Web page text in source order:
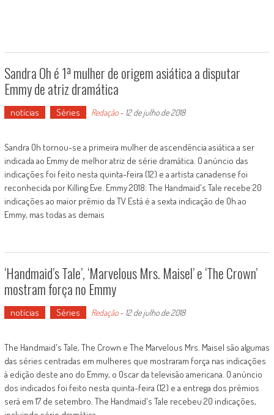
Sandra Oh é 1ª mulher de origem asiática a disputar
Emmy de atriz dramática
notícias Séries Redação- 12 de julho de 2018
Sandra Oh tornou-se a primeira mulher de ascendência asiática a ser
indicada ao Emmy de melhor atriz de série dramática. O anúncio das
indicações foi feito nesta quinta-feira (12) e a artista canadense foi
reconhecida por Killing Eve. Emmy 2018: The Handmaid's Tale recebe 20
indicações ao maior prêmio da TV Está é a sexta indicação de Oh ao
Emmy, mas todas as demais
‘Handmaid’s Tale’, ‘Marvelous Mrs. Maisel’ e ‘The Crown’
mostram força no Emmy
notícias Séries Redação- 12 de julho de 2018
The Handmaid's Tale, The Crown e The Marvelous Mrs. Maisel são algumas
das séries centradas em mulheres que mostraram força nas indicações
à edição deste ano do Emmy, o Oscar da televisão americana. O anúncio
dos indicados foi feito nesta quinta-feira (12) e a entrega dos prêmios
será em 17 de setembro. The Handmaid's Tale recebeu 20 indicações,